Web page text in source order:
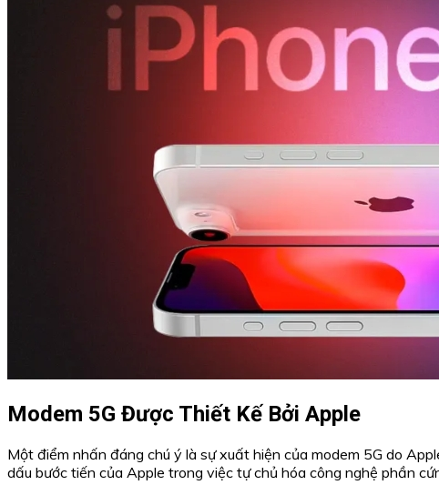
Modem 5G Được Thiết Kế Bởi Apple
Một điểm nhấn đáng chú ý là sự xuất hiện của modem 5G do
dấu bước tiến của Apple trong việc tự chủ hóa công nghệ phần